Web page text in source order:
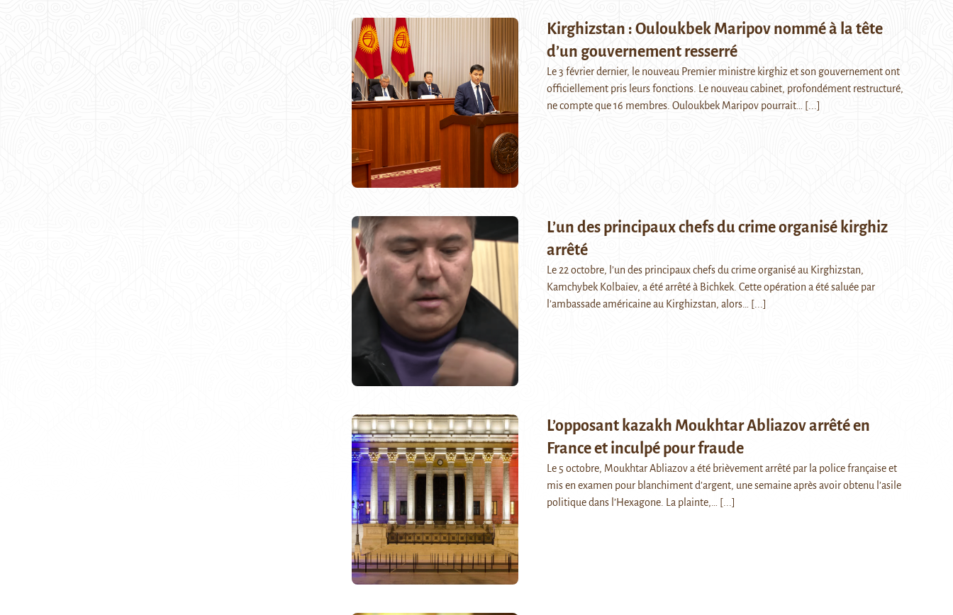
Kirghizstan : Ouloukbek Maripov nommé à la tête
d’un gouvernement resserré
Le 3 février dernier, le nouveau Premier ministre kirghiz et son gouvernement ont
officiellement pris leurs fonctions. Le nouveau cabinet, profondément restructuré,
ne compte que 16 membres. Ouloukbek Maripov pourrait…
[...]
L’un des principaux chefs du crime organisé kirghiz
arrêté
Le 22 octobre, l’un des principaux chefs du crime organisé au Kirghizstan,
Kamchybek Kolbaïev, a été arrêté à Bichkek. Cette opération a été saluée par
l’ambassade américaine au Kirghizstan, alors…
[...]
L’opposant kazakh Moukhtar Abliazov arrêté en
France et inculpé pour fraude
Le 5 octobre, Moukhtar Abliazov a été brièvement arrêté par la police française et
mis en examen pour blanchiment d’argent, une semaine après avoir obtenu l’asile
politique dans l’Hexagone. La plainte,…
[...]